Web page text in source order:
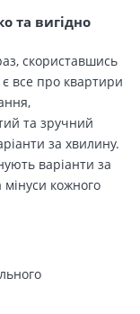
та вигідно
скориставшись
все про квартири
та зручний
за хвилину.
варіанти за
кожного